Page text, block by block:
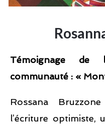
Témoignage
communauté : «
Rossana
l’écriture optimiste,